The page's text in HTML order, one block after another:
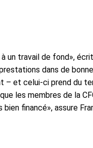
un travail de fond»,
dans de
celui-ci prend du
les membres de la
financé», assure